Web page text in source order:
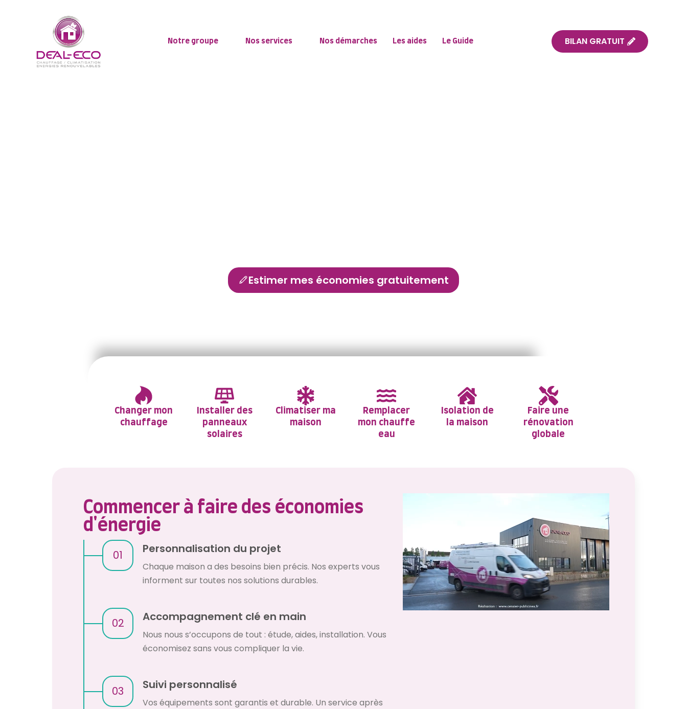
Notre groupe Nos services Nos démarches Les aides Le Guide BILAN GRATUIT
Estimer mes économies gratuitement
Changer mon
chauffage
Installer des
panneaux
solaires
Climatiser ma
maison
Remplacer
mon chauffe
eau
Isolation de
la maison
Faire une
rénovation
globale
Commencer à faire des économies
d'énergie
01 Personnalisation du projet
Chaque maison a des besoins bien précis. Nos experts vous
informent sur toutes nos solutions durables.
02 Accompagnement clé en main
Nous nous s’occupons de tout : étude, aides, installation. Vous
économisez sans vous compliquer la vie.
03 Suivi personnalisé
Vos équipements sont garantis et durable. Un service après